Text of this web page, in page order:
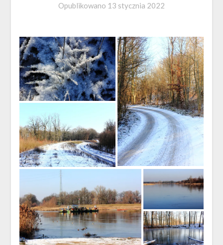
Opublikowano 13 stycznia 2022